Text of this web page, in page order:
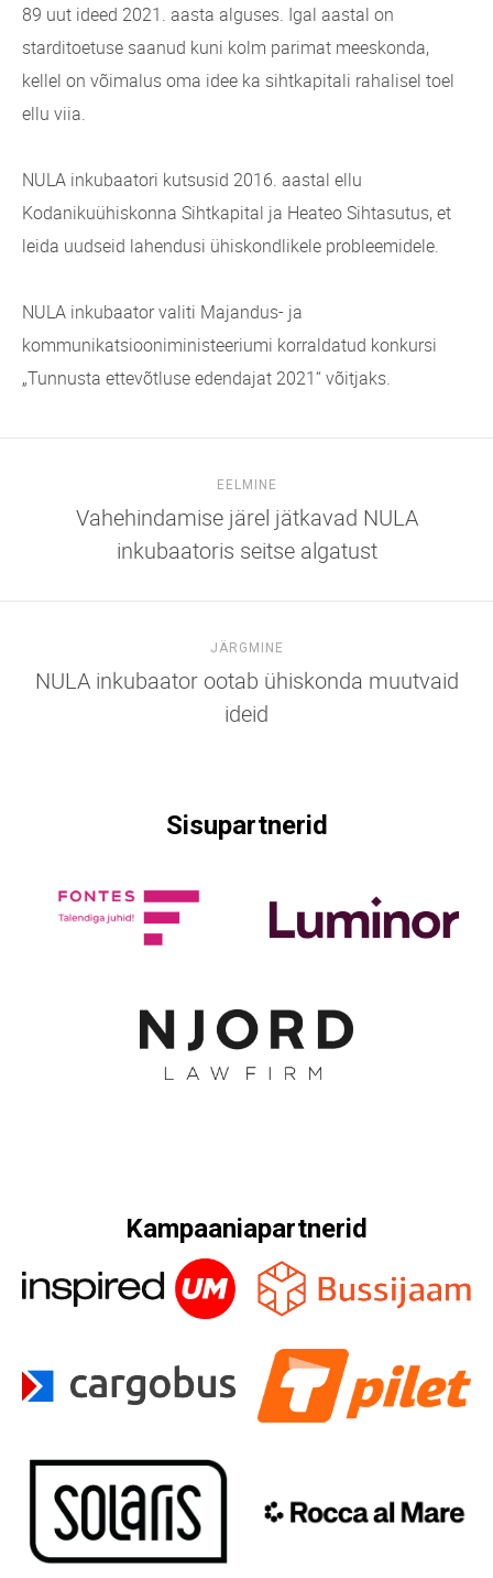
89 uut ideed 2021. aasta alguses. Igal aastal on
starditoetuse saanud kuni kolm parimat meeskonda,
kellel on võimalus oma idee ka sihtkapitali rahalisel toel
ellu viia.
NULA inkubaatori kutsusid 2016. aastal ellu
Kodanikuühiskonna Sihtkapital ja Heateo Sihtasutus, et
leida uudseid lahendusi ühiskondlikele probleemidele.
NULA inkubaator valiti Majandus- ja
kommunikatsiooniministeeriumi korraldatud konkursi
„Tunnusta ettevõtluse edendajat 2021“ võitjaks.
EELMINE
Vahehindamise järel jätkavad NULA
inkubaatoris seitse algatust
JÄRGMINE
NULA inkubaator ootab ühiskonda muutvaid
ideid
Sisupartnerid
Kampaaniapartnerid